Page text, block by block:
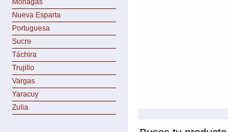
Monagas
Nueva Esparta
Portuguesa
Sucre
Táchira
Trujillo
Vargas
Yaracuy
Zulia